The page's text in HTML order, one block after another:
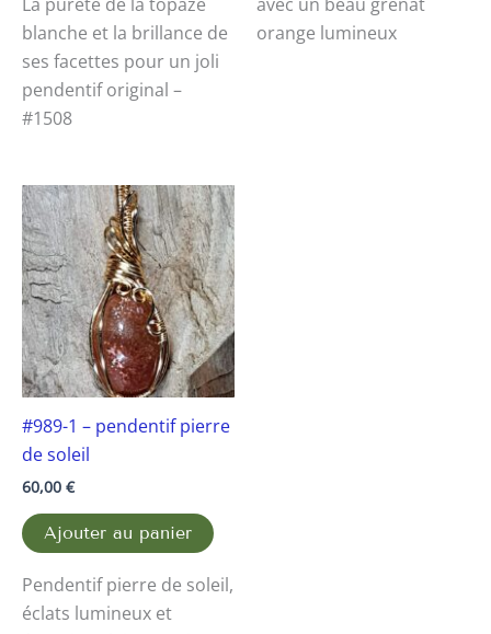
blanche et la brillance de
ses facettes pour un joli
pendentif original –
#1508
orange lumineux
#989-1 – pendentif pierre
de soleil
60,00 €
Ajouter au panier
Pendentif pierre de soleil,
éclats lumineux et